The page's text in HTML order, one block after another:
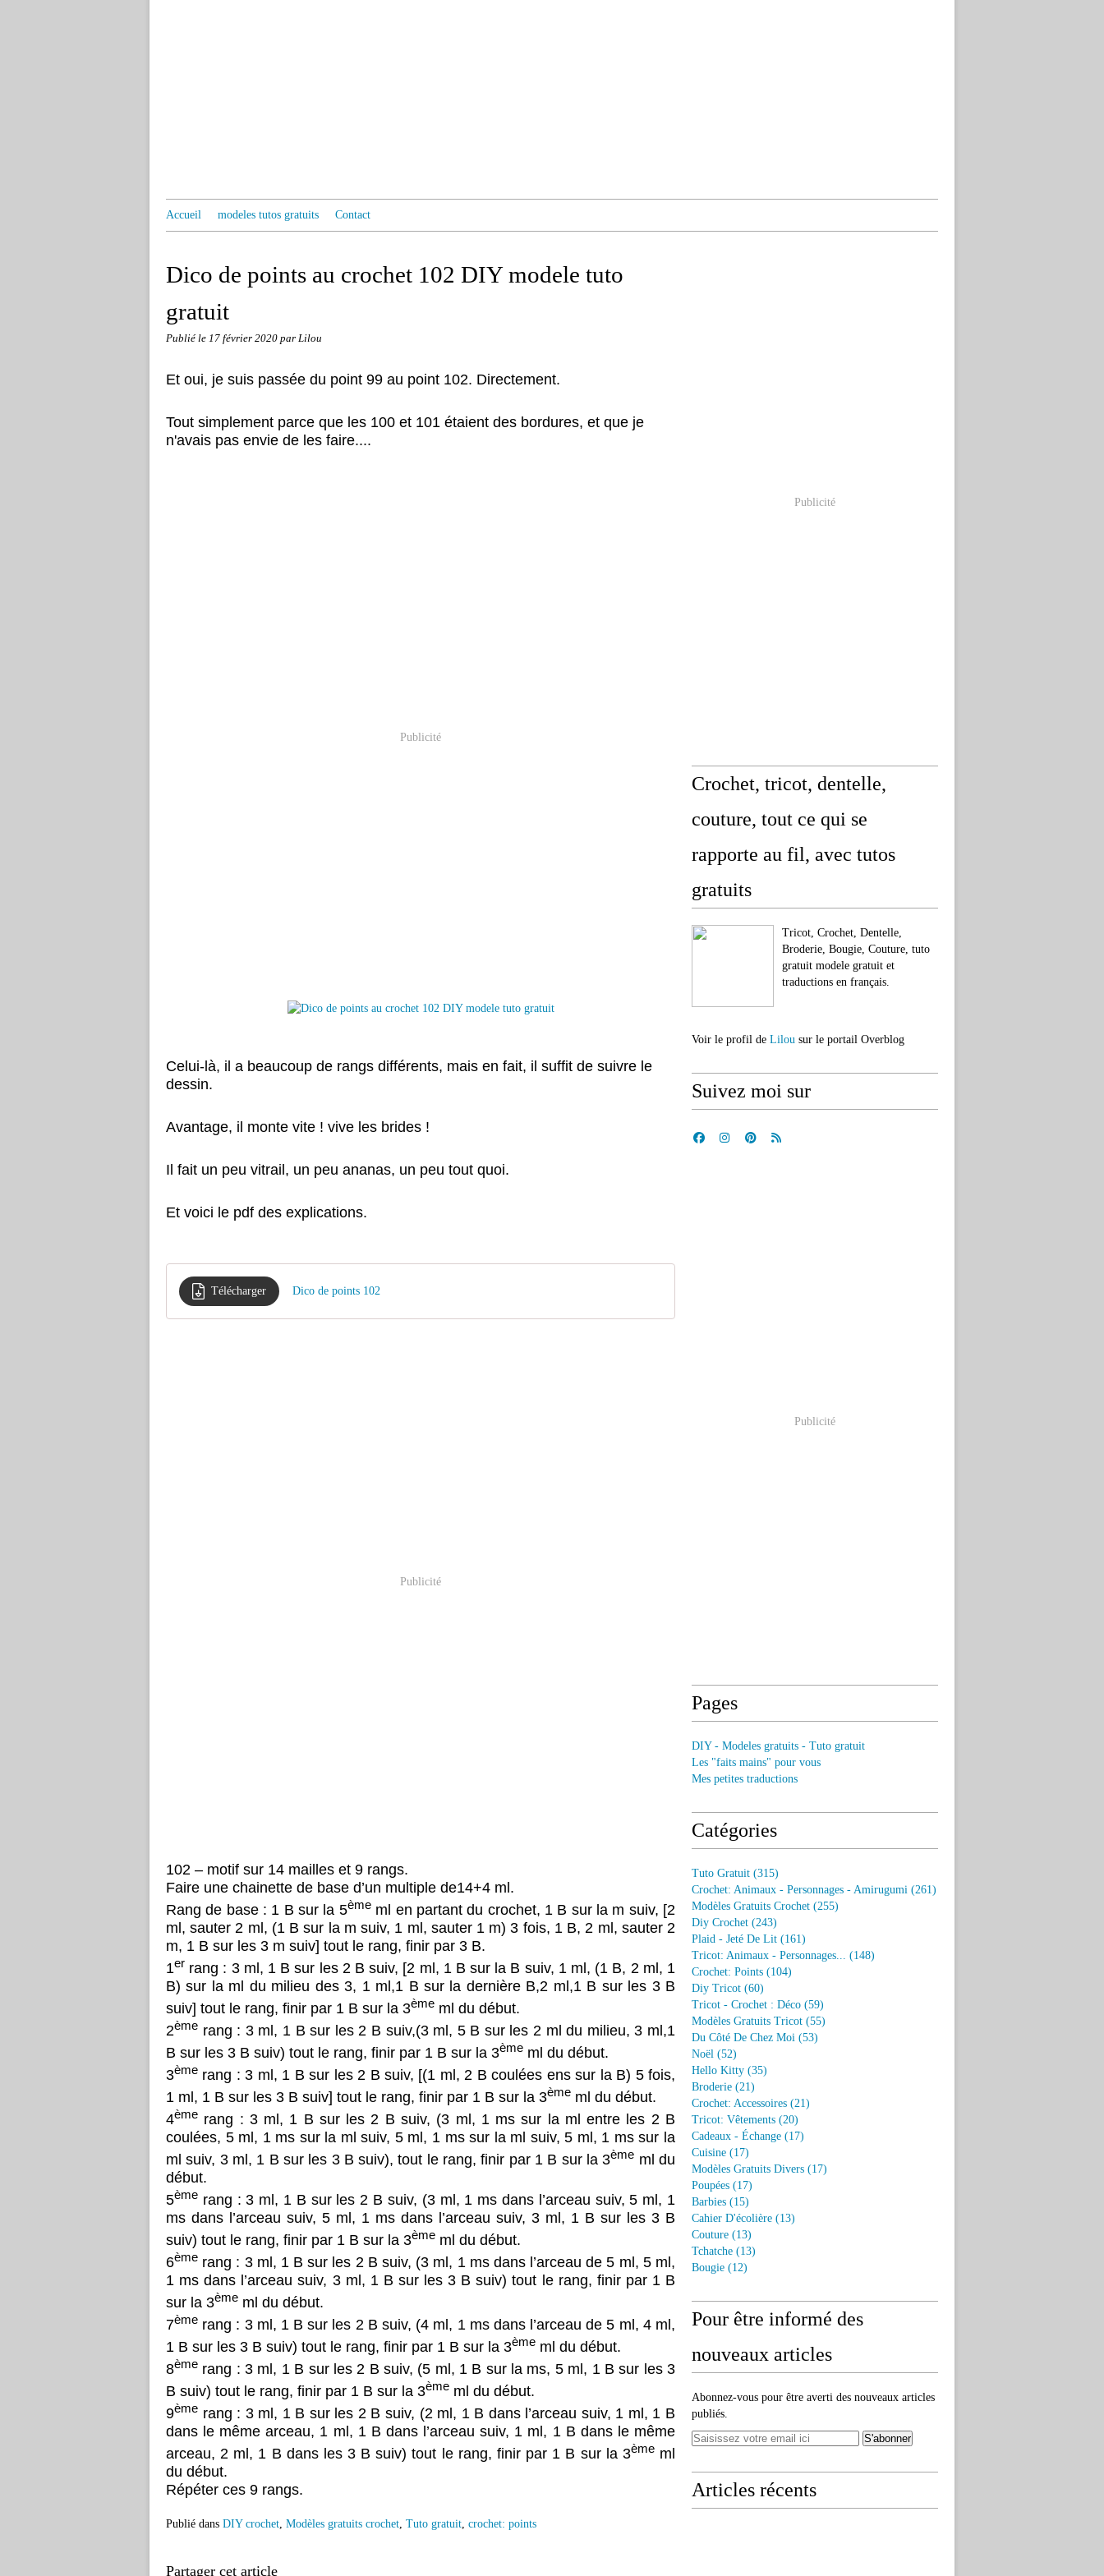
Accueil modeles tutos gratuits Contact
Dico de points au crochet 102 DIY modele tuto
gratuit
Publié le 17 février 2020 par Lilou
Et oui, je suis passée du point 99 au point 102. Directement.
Tout simplement parce que les 100 et 101 étaient des bordures, et que je
n'avais pas envie de les faire....
Publicité
Celui-là, il a beaucoup de rangs différents, mais en fait, il suffit de suivre le
dessin.
Avantage, il monte vite ! vive les brides !
Il fait un peu vitrail, un peu ananas, un peu tout quoi.
Et voici le pdf des explications.
Télécharger Dico de points 102
Publicité
102 – motif sur 14 mailles et 9 rangs.
Faire une chainette de base d’un multiple de14+4 ml.
Rang de base : 1 B sur la 5èmeml en partant du crochet, 1 B sur la m suiv, [2
ml, sauter 2 ml, (1 B sur la m suiv, 1 ml, sauter 1 m) 3 fois, 1 B, 2 ml, sauter 2
m, 1 B sur les 3 m suiv] tout le rang, finir par 3 B.
1er rang : 3 ml, 1 B sur les 2 B suiv, [2 ml, 1 B sur la B suiv, 1 ml, (1 B, 2 ml, 1
B) sur la ml du milieu des 3, 1 ml,1 B sur la dernière B,2 ml,1 B sur les 3 B
suiv] tout le rang, finir par 1 B sur la 3ème ml du début.
2ème rang : 3 ml, 1 B sur les 2 B suiv,(3 ml, 5 B sur les 2 ml du milieu, 3 ml,1
B sur les 3 B suiv) tout le rang, finir par 1 B sur la 3ème ml du début.
3ème rang : 3 ml, 1 B sur les 2 B suiv, [(1 ml, 2 B coulées ens sur la B) 5 fois,
1 ml, 1 B sur les 3 B suiv] tout le rang, finir par 1 B sur la 3ème ml du début.
4ème rang : 3 ml, 1 B sur les 2 B suiv, (3 ml, 1 ms sur la ml entre les 2 B
coulées, 5 ml, 1 ms sur la ml suiv, 5 ml, 1 ms sur la ml suiv, 5 ml, 1 ms sur la
ml suiv, 3 ml, 1 B sur les 3 B suiv), tout le rang, finir par 1 B sur la 3ème ml du
début.
5ème rang : 3 ml, 1 B sur les 2 B suiv, (3 ml, 1 ms dans l’arceau suiv, 5 ml, 1
ms dans l’arceau suiv, 5 ml, 1 ms dans l’arceau suiv, 3 ml, 1 B sur les 3 B
suiv) tout le rang, finir par 1 B sur la 3ème ml du début.
6ème rang : 3 ml, 1 B sur les 2 B suiv, (3 ml, 1 ms dans l’arceau de 5 ml, 5 ml,
1 ms dans l’arceau suiv, 3 ml, 1 B sur les 3 B suiv) tout le rang, finir par 1 B
sur la 3ème ml du début.
7ème rang : 3 ml, 1 B sur les 2 B suiv, (4 ml, 1 ms dans l’arceau de 5 ml, 4 ml,
1 B sur les 3 B suiv) tout le rang, finir par 1 B sur la 3ème ml du début.
8ème rang : 3 ml, 1 B sur les 2 B suiv, (5 ml, 1 B sur la ms, 5 ml, 1 B sur les 3
B suiv) tout le rang, finir par 1 B sur la 3ème ml du début.
9ème rang : 3 ml, 1 B sur les 2 B suiv, (2 ml, 1 B dans l’arceau suiv, 1 ml, 1 B
dans le même arceau, 1 ml, 1 B dans l’arceau suiv, 1 ml, 1 B dans le même
arceau, 2 ml, 1 B dans les 3 B suiv) tout le rang, finir par 1 B sur la 3èmeml
du début.
Répéter ces 9 rangs.
Publié dans DIY crochet, Modèles gratuits crochet, Tuto gratuit, crochet: points
Partager cet article
Publicité
Crochet, tricot, dentelle,
couture, tout ce qui se
rapporte au fil, avec tutos
gratuits
Tricot, Crochet, Dentelle,
Broderie, Bougie, Couture, tuto
gratuit modele gratuit et
traductions en français.
Voir le profil de Lilou sur le portail Overblog
Suivez moi sur
Publicité
Pages
DIY - Modeles gratuits - Tuto gratuit
Les "faits mains" pour vous
Mes petites traductions
Catégories
Tuto Gratuit (315)
Crochet: Animaux - Personnages - Amirugumi (261)
Modèles Gratuits Crochet (255)
Diy Crochet (243)
Plaid - Jeté De Lit (161)
Tricot: Animaux - Personnages... (148)
Crochet: Points (104)
Diy Tricot (60)
Tricot - Crochet : Déco (59)
Modèles Gratuits Tricot (55)
Du Côté De Chez Moi (53)
Noël (52)
Hello Kitty (35)
Broderie (21)
Crochet: Accessoires (21)
Tricot: Vêtements (20)
Cadeaux - Échange (17)
Cuisine (17)
Modèles Gratuits Divers (17)
Poupées (17)
Barbies (15)
Cahier D'écolière (13)
Couture (13)
Tchatche (13)
Bougie (12)
Pour être informé des
nouveaux articles
Abonnez-vous pour être averti des nouveaux articles
publiés.
Articles récents